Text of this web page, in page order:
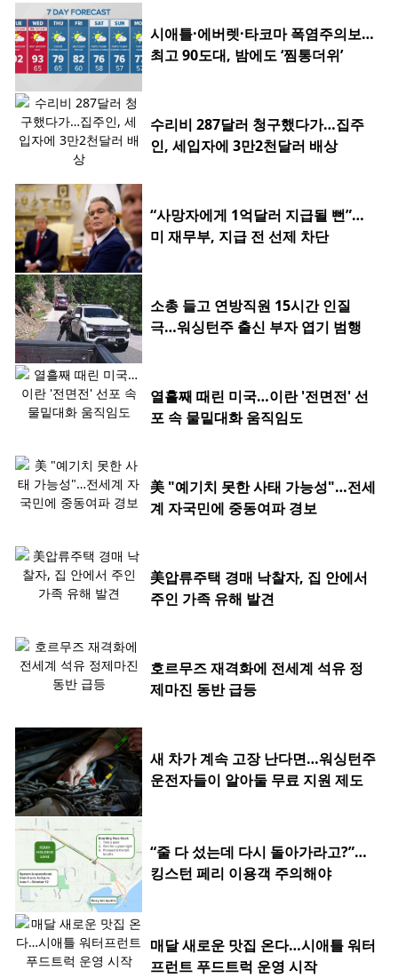
시애틀·에버렛·타코마 폭염주의보…
최고 90도대, 밤에도 ‘찜통더위’
수리비 287달러 청구했다가…집주
인, 세입자에 3만2천달러 배상
“사망자에게 1억달러 지급될 뻔”…
미 재무부, 지급 전 선제 차단
소총 들고 연방직원 15시간 인질
극…워싱턴주 출신 부자 엽기 범행
열흘째 때린 미국…이란 '전면전' 선
포 속 물밑대화 움직임도
美 "예기치 못한 사태 가능성"…전세
계 자국민에 중동여파 경보
美압류주택 경매 낙찰자, 집 안에서
주인 가족 유해 발견
호르무즈 재격화에 전세계 석유 정
제마진 동반 급등
새 차가 계속 고장 난다면…워싱턴주
운전자들이 알아둘 무료 지원 제도
“줄 다 섰는데 다시 돌아가라고?”…
킹스턴 페리 이용객 주의해야
매달 새로운 맛집 온다…시애틀 워터
프런트 푸드트럭 운영 시작